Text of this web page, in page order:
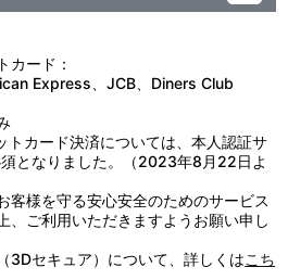
カード：
Express、JCB、Diners Club
トカード決済については、本人認証サ
となりました。（2023年8月22日よ
様を守る安心安全のためのサービス
、ご利用いただきますようお願い申し
3Dセキュア）について、詳しくはこち